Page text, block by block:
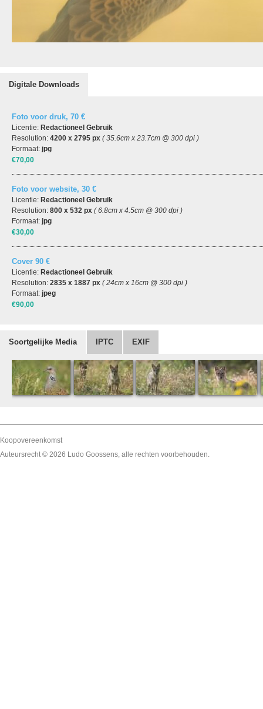
Digitale Downloads
Foto voor druk, 70 €
Licentie: Redactioneel Gebruik
Resolution: 4200 x 2795 px ( 35.6cm x 23.7cm @ 300 dpi )
Formaat: jpg
€70,00
Foto voor website, 30 €
Licentie: Redactioneel Gebruik
Resolution: 800 x 532 px ( 6.8cm x 4.5cm @ 300 dpi )
Formaat: jpg
€30,00
Cover 90 €
Licentie: Redactioneel Gebruik
Resolution: 2835 x 1887 px ( 24cm x 16cm @ 300 dpi )
Formaat: jpeg
€90,00
Soortgelijke Media IPTC EXIF
Koopovereenkomst
Auteursrecht © 2026 Ludo Goossens, alle rechten voorbehouden.